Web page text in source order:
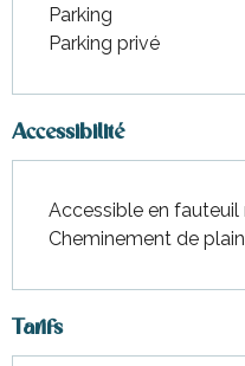
Parking
Parking privé
Accessibilité
Accessible en
Cheminement de
Tarifs